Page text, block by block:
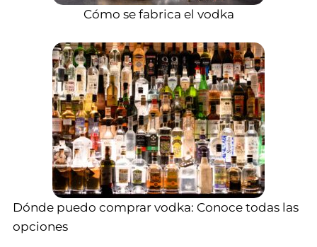
Cómo se fabrica el vodka
Dónde puedo comprar vodka: Conoce todas las
opciones